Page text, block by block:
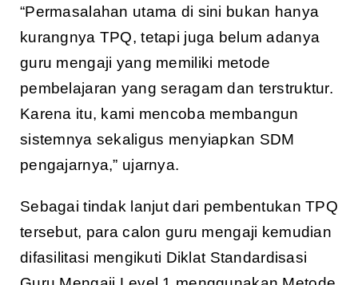
“Permasalahan utama di sini bukan hanya
kurangnya TPQ, tetapi juga belum adanya
guru mengaji yang memiliki metode
pembelajaran yang seragam dan terstruktur.
Karena itu, kami mencoba membangun
sistemnya sekaligus menyiapkan SDM
pengajarnya,” ujarnya.
Sebagai tindak lanjut dari pembentukan TPQ
tersebut, para calon guru mengaji kemudian
difasilitasi mengikuti Diklat Standardisasi